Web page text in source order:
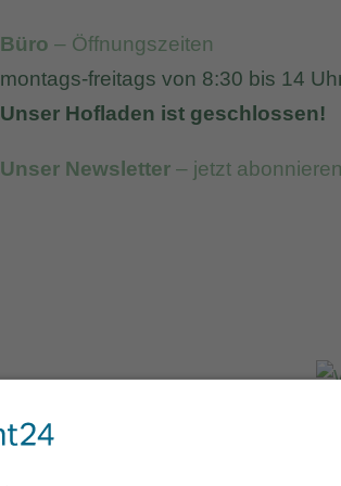
Büro – Öffnungszeiten
montags-freitags von 8:30 bis 14
Unser Hofladen ist geschlossen!
Unser Newsletter – jetzt